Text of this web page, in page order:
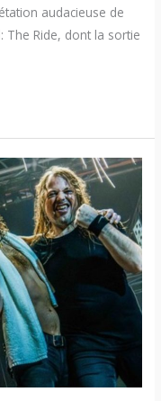
audacieuse de
Ride, dont la sortie